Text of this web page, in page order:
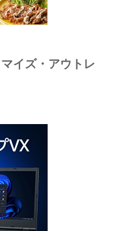
イズ・アウトレ